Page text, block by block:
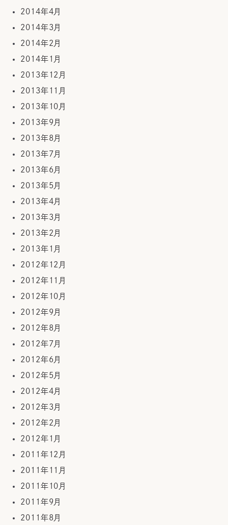
2014年4月
2014年3月
2014年2月
2014年1月
2013年12月
2013年11月
2013年10月
2013年9月
2013年8月
2013年7月
2013年6月
2013年5月
2013年4月
2013年3月
2013年2月
2013年1月
2012年12月
2012年11月
2012年10月
2012年9月
2012年8月
2012年7月
2012年6月
2012年5月
2012年4月
2012年3月
2012年2月
2012年1月
2011年12月
2011年11月
2011年10月
2011年9月
2011年8月